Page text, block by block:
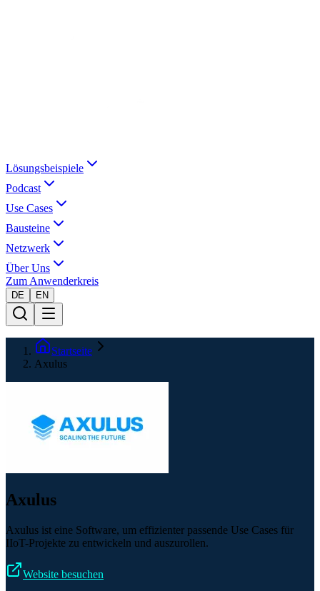
Lösungsbeispiele
Podcast
Use Cases
Bausteine
Netzwerk
Über Uns
Zum Anwenderkreis
DE EN
Startseite
Axulus
Axulus
Axulus ist eine Software, um effizienter passende Use Cases für
IIoT-Projekte zu entwickeln und auszurollen.
Website besuchen